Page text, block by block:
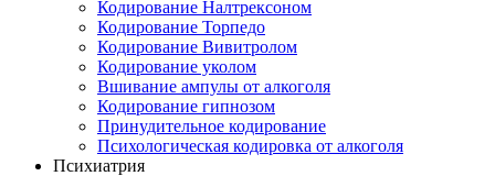
Кодирование Налтрексоном
Кодирование Торпедо
Кодирование Вивитролом
Кодирование уколом
Вшивание ампулы от алкоголя
Кодирование гипнозом
Принудительное кодирование
Психологическая кодировка от алкоголя
Психиатрия